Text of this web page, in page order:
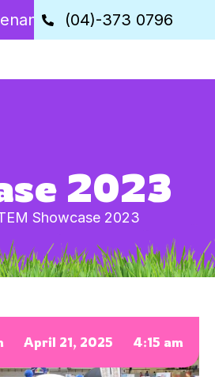
(04)-373 0796
2023
Showcase 2023
April 21, 2025 4:15 am